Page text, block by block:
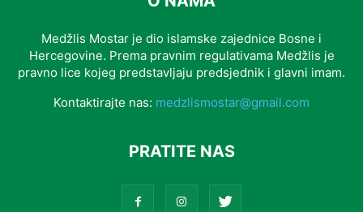
Medžlis Mostar je dio islamske zajednice Bosne i
Hercegovine. Prema pravnim regulativama Medžlis je
pravno lice kojeg predstavljaju predsjednik i glavni imam.
Kontaktirajte nas: medzlismostar@gmail.com
PRATITE NAS